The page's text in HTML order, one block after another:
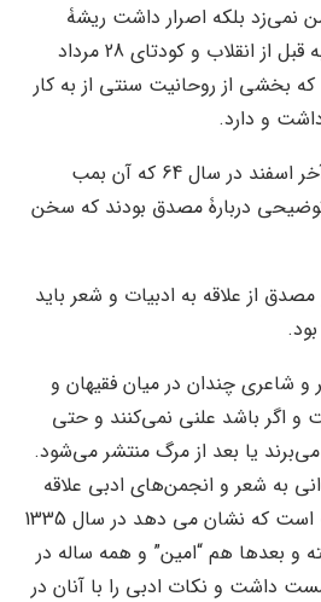
نمی‌زد بلکه اصرار داشت ریشۀ
اختلاف ایران و آمریکا را به قبل از انقلاب و کودتای 28 مرداد
که بخشی از روحانیت سنتی از به کار
و دارد.
یک بار هم در نماز جمعۀ آخر اسفند در سال 64 که آن بمب
دربارۀ مصدق بودند که سخن
از علاقه به ادبیات و شعر باید
شاعری چندان در میان فقیهان و
و اگر باشد علنی نمی‌کنند و حتی
می‌برند یا بعد از مرگ منتشر می‌شود.
به شعر و انجمن‌های ادبی علاقه
داشت و اسنادی در دست است که نشان می دهد در سال 1335
و بعدها هم “امین” و همه ساله در
داشت و نکات ادبی را با آنان در